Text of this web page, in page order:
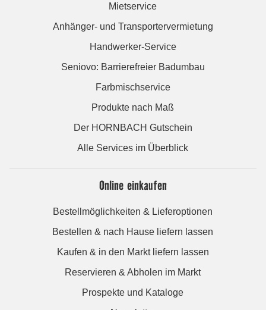
Mietservice
Anhänger- und Transportervermietung
Handwerker-Service
Seniovo: Barrierefreier Badumbau
Farbmischservice
Produkte nach Maß
Der HORNBACH Gutschein
Alle Services im Überblick
Online einkaufen
Bestellmöglichkeiten & Lieferoptionen
Bestellen & nach Hause liefern lassen
Kaufen & in den Markt liefern lassen
Reservieren & Abholen im Markt
Prospekte und Kataloge